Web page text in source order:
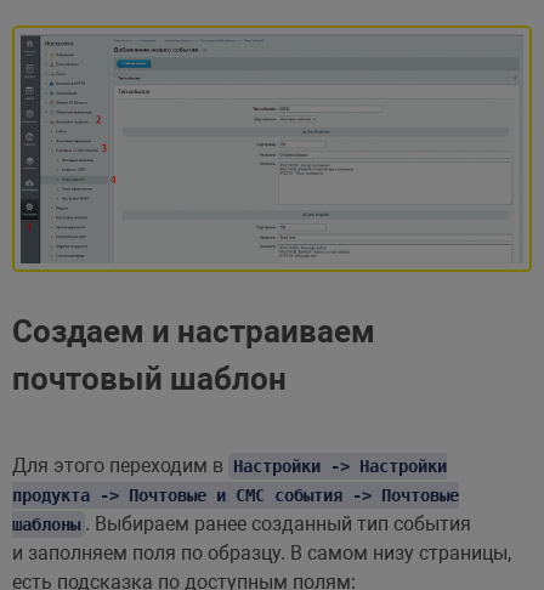
Создаем и настраиваем
почтовый шаблон
Для этого переходим в Настройки -> Настройки
продукта -> Почтовые и СМС события -> Почтовые
шаблоны . Выбираем ранее созданный тип события
и заполняем поля по образцу. В самом низу страницы,
есть подсказка по доступным полям: